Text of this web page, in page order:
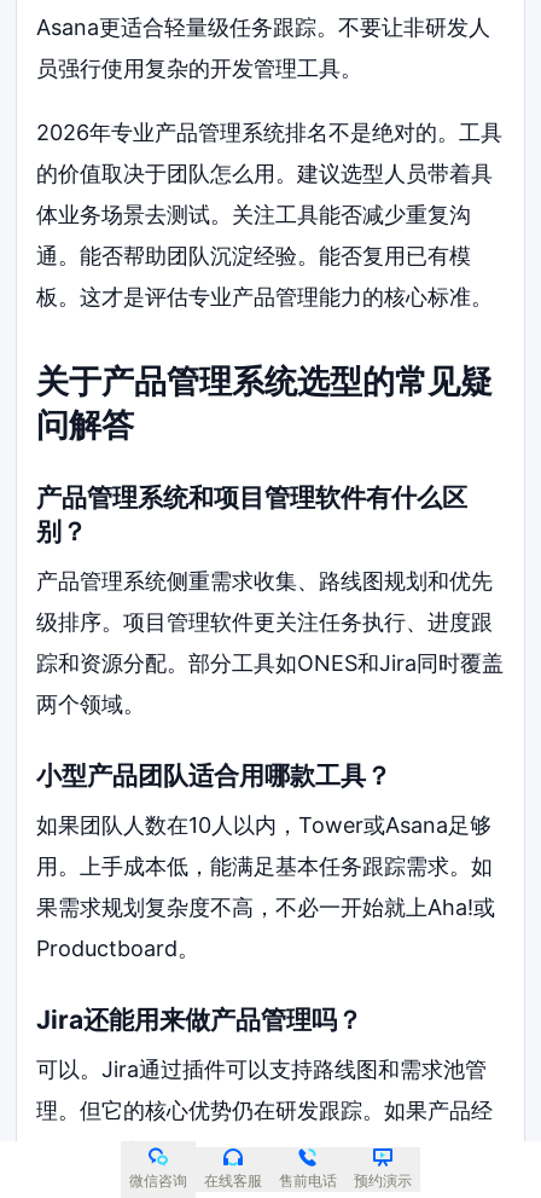
Asana更适合轻量级任务跟踪。不要让非研发人
员强行使用复杂的开发管理工具。
2026年专业产品管理系统排名不是绝对的。工具
的价值取决于团队怎么用。建议选型人员带着具
体业务场景去测试。关注工具能否减少重复沟
通。能否帮助团队沉淀经验。能否复用已有模
板。这才是评估专业产品管理能力的核心标准。
关于产品管理系统选型的常见疑
问解答
产品管理系统和项目管理软件有什么区
别？
产品管理系统侧重需求收集、路线图规划和优先
级排序。项目管理软件更关注任务执行、进度跟
踪和资源分配。部分工具如ONES和Jira同时覆盖
两个领域。
小型产品团队适合用哪款工具？
如果团队人数在10人以内，Tower或Asana足够
用。上手成本低，能满足基本任务跟踪需求。如
果需求规划复杂度不高，不必一开始就上Aha!或
Productboard。
Jira还能用来做产品管理吗？
可以。Jira通过插件可以支持路线图和需求池管
理。但它的核心优势仍在研发跟踪。如果产品经
理需要独立的需求收集面板，建议配合
Productboard使用。
微信咨询 在线客服 售前电话 预约演示